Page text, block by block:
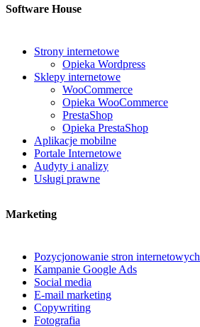
Software House
Strony internetowe
Opieka Wordpress
Sklepy internetowe
WooCommerce
Opieka WooCommerce
PrestaShop
Opieka PrestaShop
Aplikacje mobilne
Portale Internetowe
Audyty i analizy
Usługi prawne
Marketing
Pozycjonowanie stron internetowych
Kampanie Google Ads
Social media
E-mail marketing
Copywriting
Fotografia